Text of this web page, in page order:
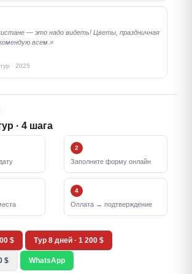
— это надо видеть! Цветы, праздничная
всем.»
· 2025
· 4 шага
2
Заполните форму онлайн
4
Оплата → подтверждение
$ Тур 8 дней · 1 200 $
$ WhatsApp